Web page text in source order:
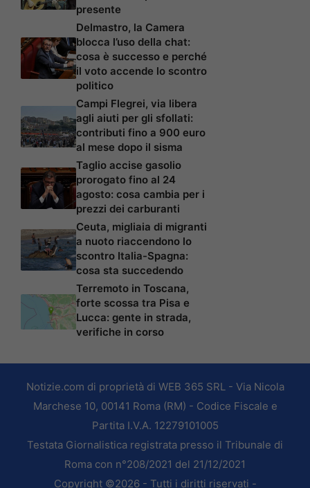
presente
Delmastro, la Camera
blocca l’uso della chat:
cosa è successo e perché
il voto accende lo scontro
politico
Campi Flegrei, via libera
agli aiuti per gli sfollati:
contributi fino a 900 euro
al mese dopo il sisma
Taglio accise gasolio
prorogato fino al 24
agosto: cosa cambia per i
prezzi dei carburanti
Ceuta, migliaia di migranti
a nuoto riaccendono lo
scontro Italia-Spagna:
cosa sta succedendo
Terremoto in Toscana,
forte scossa tra Pisa e
Lucca: gente in strada,
verifiche in corso
Notizie.com di proprietà di WEB 365 SRL - Via Nicola
Marchese 10, 00141 Roma (RM) - Codice Fiscale e
Partita I.V.A. 12279101005
Testata Giornalistica registrata presso il Tribunale di
Roma con n°208/2021 del 21/12/2021
Copyright ©2026 - Tutti i diritti riservati -